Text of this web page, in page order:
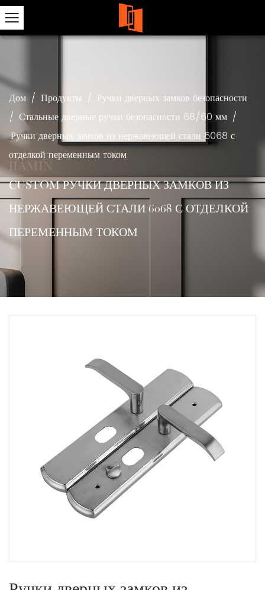
Дом / Продукты / Ручки дверных замков безопасности
/ Стальные дверные ручки безопасности 68/60 мм /
Ручки дверных замков из нержавеющей стали 6068 с
отделкой переменным током
CUSTOM РУЧКИ ДВЕРНЫХ ЗАМКОВ ИЗ
НЕРЖАВЕЮЩЕЙ СТАЛИ 6068 С ОТДЕЛКОЙ
ПЕРЕМЕННЫМ ТОКОМ